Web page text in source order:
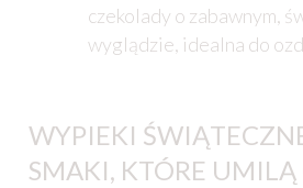
czekolady o zabawnym,
wyglądzie, idealna do
WYPIEKI
SMAKI, KTÓRE UMILĄ